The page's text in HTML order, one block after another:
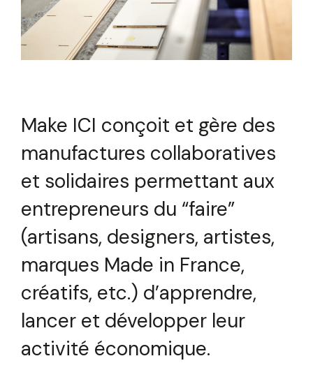
Make ICI conçoit et gère des
manufactures collaboratives
et solidaires permettant aux
entrepreneurs du “faire”
(artisans, designers, artistes,
marques Made in France,
créatifs, etc.) d’apprendre,
lancer et développer leur
activité économique.